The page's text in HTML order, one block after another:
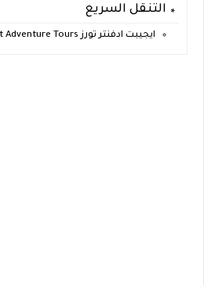
التنقل السريع
ايجيبت ادفنتر تورز Egypt Adventure Tours